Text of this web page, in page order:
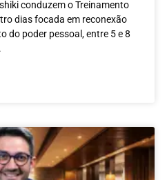
conduzem o Treinamento
dias focada em reconexão
do poder pessoal, entre 5 e 8